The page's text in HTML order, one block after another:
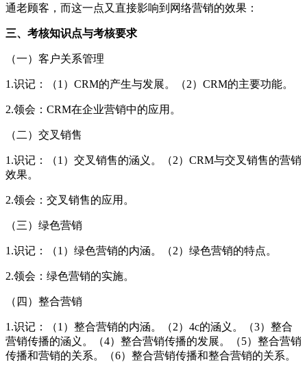
通老顾客，而这一点又直接影响到网络营销的效果：
三、考核知识点与考核要求
（一）客户关系管理
1.识记：（1）CRM的产生与发展。（2）CRM的主要功能。
2.领会：CRM在企业营销中的应用。
（二）交叉销售
1.识记：（1）交叉销售的涵义。（2）CRM与交叉销售的营销
效果。
2.领会：交叉销售的应用。
（三）绿色营销
1.识记：（1）绿色营销的内涵。（2）绿色营销的特点。
2.领会：绿色营销的实施。
（四）整合营销
1.识记：（1）整合营销的内涵。（2）4c的涵义。（3）整合
营销传播的涵义。（4）整合营销传播的发展。（5）整合营销
传播和营销的关系。（6）整合营销传播和整合营销的关系。